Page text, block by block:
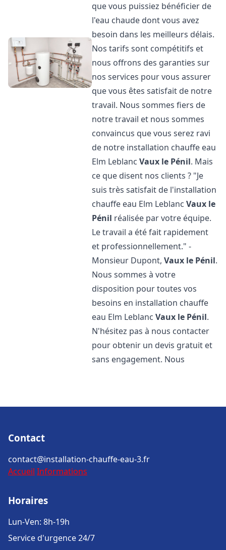
que vous puissiez bénéficier de
l'eau chaude dont vous avez
besoin dans les meilleurs délais.
Nos tarifs sont compétitifs et
nous offrons des garanties sur
nos services pour vous assurer
que vous êtes satisfait de notre
travail. Nous sommes fiers de
notre travail et nous sommes
convaincus que vous serez ravi
de notre installation chauffe eau
Elm LeblancVaux le Pénil. Mais
ce que disent nos clients ? "Je
suis très satisfait de l'installation
chauffe eau Elm LeblancVaux le
Pénil réalisée par votre équipe.
Le travail a été fait rapidement
et professionnellement." -
Monsieur Dupont,Vaux le Pénil.
Nous sommes à votre
disposition pour toutes vos
besoins en installation chauffe
eau Elm LeblancVaux le Pénil.
N'hésitez pas à nous contacter
pour obtenir un devis gratuit et
sans engagement. Nous
Contact
contact@installation-chauffe-eau-3.fr
Accueil Informations
Horaires
Lun-Ven: 8h-19h
Service d'urgence 24/7